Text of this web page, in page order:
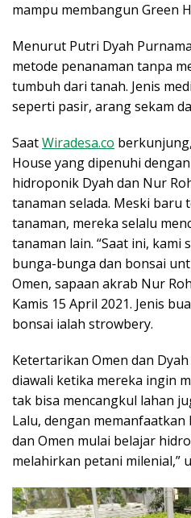
mampu membangun Green
Menurut Putri Dyah
metode penanaman tanpa
tumbuh dari tanah. Jenis
seperti pasir, arang sekam
SaatWiradesa.co
House yang dipenuhi
hidroponik Dyah dan Nur
tanaman selada. Meski baru
tanaman, mereka selalu
tanaman lain. “Saat ini, kami
bunga-bunga dan bonsai
Omen, sapaan akrab Nur
Kamis 15 April 2021. Jenis
bonsai ialah strowbery.
Ketertarikan Omen dan
diawali ketika mereka ingin
tak bisa mencangkul lahan
Lalu, dengan
dan Omen mulai belajar
melahirkan petani milenial,”